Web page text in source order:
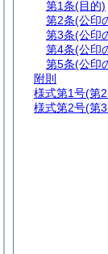
第1条(目的)
第2条(公印
第3条(公印
第4条(公印
第5条(公印
附則
様式第1号(第
様式第2号(第